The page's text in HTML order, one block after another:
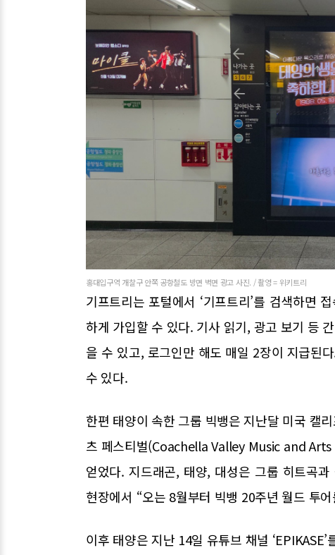
홍대입구역 개찰구 안쪽 공항철도 방면 벽면 광고 사진. / 촬영 = 위키트리
기프트리는 포털에서 ‘기프트리’를 검색하면
하게 가입할 수 있다. 기사 읽기, 광고 보기 등
을 수 있고, 로그인만 해도 매일 2장이 지급된
수 있다.
한편 태양이 속한 그룹 빅뱅은 지난달 미국 캘
츠 페스티벌(Coachella Valley Music and
얻었다. 지드래곤, 태양, 대성은 그룹 히트곡
현장에서 “오는 8월부터 빅뱅 20주년 월드 투
이후 태양은 지난 14일 유튜브 채널